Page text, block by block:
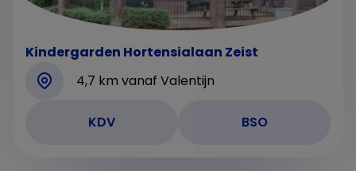
Kindergarden Hortensialaan Zeist
4,7 km vanaf Valentijn
KDV BSO